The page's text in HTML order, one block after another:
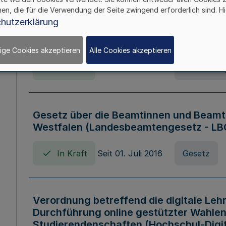
Verordnung über die
Nordrhein-Westfalen
Gesetz über die Beamtinnen und
Westfalen (Landesbeamtengesetz -
In Kraft Seit 01. Juli 2016 Gesetz
Verordnung betreffend die digitale
Durchführung online gestützter
die für die Verwendung der Seite zwingend erforderlich sind.
Cookies akzeptieren Alle Cookies akzeptieren